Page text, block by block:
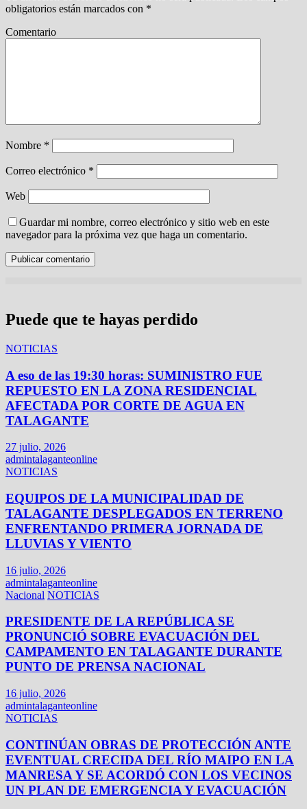
obligatorios están marcados con *
Comentario
Nombre *
Correo electrónico *
Web
Guardar mi nombre, correo electrónico y sitio web en este
navegador para la próxima vez que haga un comentario.
Puede que te hayas perdido
NOTICIAS
A eso de las 19:30 horas: SUMINISTRO FUE
REPUESTO EN LA ZONA RESIDENCIAL
AFECTADA POR CORTE DE AGUA EN
TALAGANTE
27 julio, 2026
admintalaganteonline
NOTICIAS
EQUIPOS DE LA MUNICIPALIDAD DE
TALAGANTE DESPLEGADOS EN TERRENO
ENFRENTANDO PRIMERA JORNADA DE
LLUVIAS Y VIENTO
16 julio, 2026
admintalaganteonline
Nacional NOTICIAS
PRESIDENTE DE LA REPÚBLICA SE
PRONUNCIÓ SOBRE EVACUACIÓN DEL
CAMPAMENTO EN TALAGANTE DURANTE
PUNTO DE PRENSA NACIONAL
16 julio, 2026
admintalaganteonline
NOTICIAS
CONTINÚAN OBRAS DE PROTECCIÓN ANTE
EVENTUAL CRECIDA DEL RÍO MAIPO EN LA
MANRESA Y SE ACORDÓ CON LOS VECINOS
UN PLAN DE EMERGENCIA Y EVACUACIÓN